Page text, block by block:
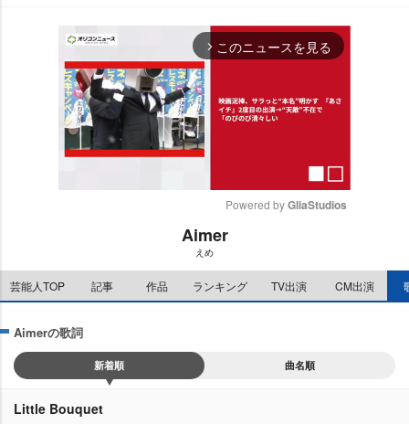
arrow_forward_ios このニュースを見る
e
Powered by GliaStudios
Aimer
えめ
芸能人TOP 記事 作品 ランキング TV出演 CM出演
Aimerの歌詞
新着順 曲名順
Little Bouquet